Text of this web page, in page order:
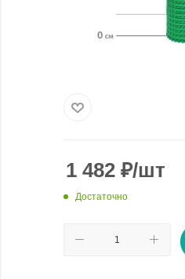
1 482 ₽/шт
Достаточно